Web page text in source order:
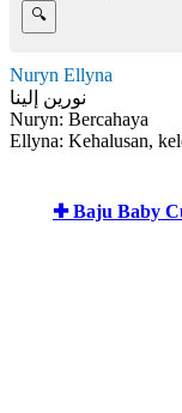
Nuryn Ellyna
نورين إلينا
Nuryn: Bercahaya
Ellyna: Kehalusan,
✚ Baju Baby